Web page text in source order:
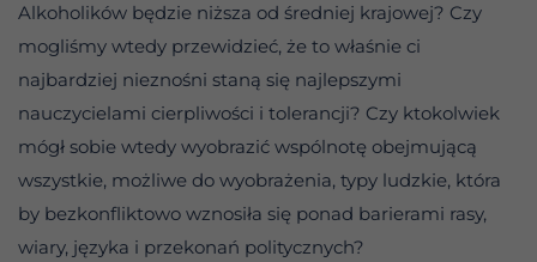
Alkoholików będzie niższa od średniej krajowej? Czy
mogliśmy wtedy przewidzieć, że to właśnie ci
najbardziej nieznośni staną się najlepszymi
nauczycielami cierpliwości i tolerancji? Czy ktokolwiek
mógł sobie wtedy wyobrazić wspólnotę obejmującą
wszystkie, możliwe do wyobrażenia, typy ludzkie, która
by bezkonfliktowo wznosiła się ponad barierami rasy,
wiary, języka i przekonań politycznych?